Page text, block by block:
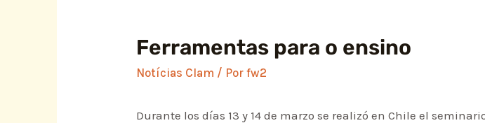
Ferramentas para o ensino
Notícias Clam / Porfw2
Durante los días 13 y 14 de marzo se realizó en Chile el